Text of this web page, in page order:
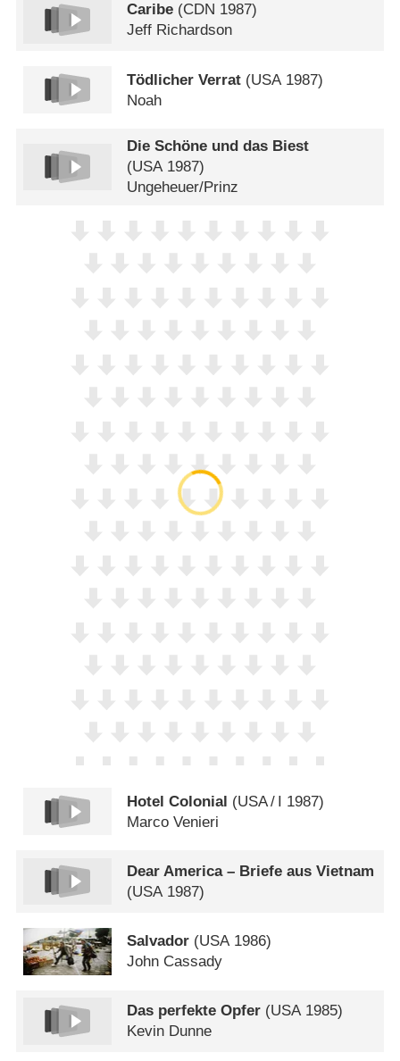
Caribe (CDN 1987)
Jeff Richardson
Tödlicher Verrat (USA 1987)
Noah
Die Schöne und das Biest
(USA1987)
Ungeheuer/​Prinz
Hotel Colonial (USA/ I 1987)
Marco Venieri
Dear America – Briefe aus Vietnam
(USA1987)
Salvador (USA1986)
John Cassady
Das perfekte Opfer (USA1985)
Kevin Dunne